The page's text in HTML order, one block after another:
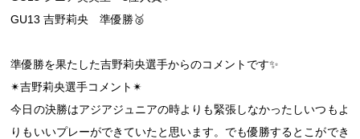
GU13 吉野莉央 準優勝🥈
準優勝を果たした吉野莉央選手からのコメントです✨
✴︎吉野莉央選手コメント✴︎
今日の決勝はアジアジュニアの時よりも緊張しなかったしいつもよ
りもいいプレーができていたと思います。でも優勝するとこができ